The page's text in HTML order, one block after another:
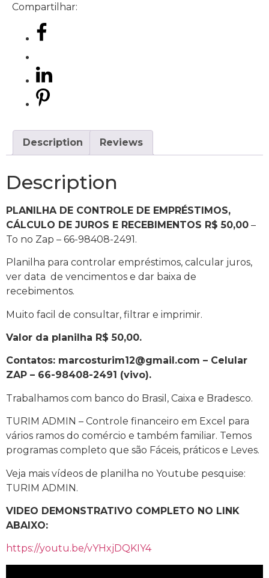
Compartilhar:
Description Reviews
Description
PLANILHA DE CONTROLE DE EMPRÉSTIMOS,
CÁLCULO DE JUROS E RECEBIMENTOS R$ 50,00 –
To no Zap – 66-98408-2491.
Planilha para controlar empréstimos, calcular juros,
ver data de vencimentos e dar baixa de
recebimentos.
Muito facil de consultar, filtrar e imprimir.
Valor da planilha R$ 50,00.
Contatos: marcosturim12@gmail.com – Celular
ZAP – 66-98408-2491 (vivo).
Trabalhamos com banco do Brasil, Caixa e Bradesco.
TURIM ADMIN – Controle financeiro em Excel para
vários ramos do comércio e também familiar. Temos
programas completo que são Fáceis, práticos e Leves.
Veja mais vídeos de planilha no Youtube pesquise:
TURIM ADMIN.
VIDEO DEMONSTRATIVO COMPLETO NO LINK
ABAIXO:
https://youtu.be/vYHxjDQKIY4